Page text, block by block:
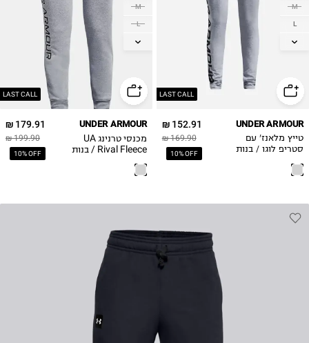
LAST CALL
M
L
XL
152.91 ₪
169.90 ₪
10% OFF
UNDER ARMOUR
טייץ מלאנז' עם
סטריפ לוגו / בנות
LAST CALL
M
L
XL
179.91 ₪
199.90 ₪
10% OFF
UNDER ARMOUR
מכנסי טרנינג UA
Rival Fleece / בנות